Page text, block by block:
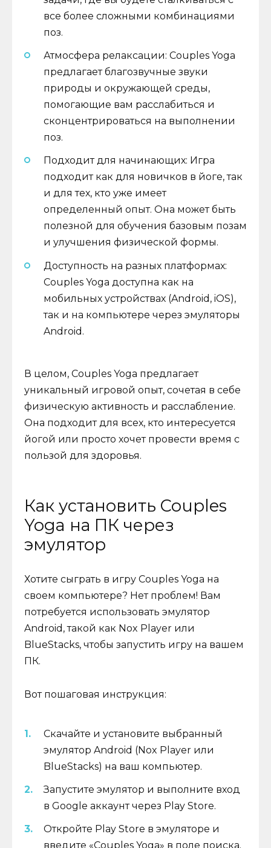
все более сложными комбинациями
поз.
Атмосфера релаксации: Couples Yoga
предлагает благозвучные звуки
природы и окружающей среды,
помогающие вам расслабиться и
сконцентрироваться на выполнении
поз.
Подходит для начинающих: Игра
подходит как для новичков в йоге, так
и для тех, кто уже имеет
определенный опыт. Она может быть
полезной для обучения базовым позам
и улучшения физической формы.
Доступность на разных платформах:
Couples Yoga доступна как на
мобильных устройствах (Android, iOS),
так и на компьютере через эмуляторы
Android.
В целом, Couples Yoga предлагает
уникальный игровой опыт, сочетая в себе
физическую активность и расслабление.
Она подходит для всех, кто интересуется
йогой или просто хочет провести время с
пользой для здоровья.
Как установить Couples
Yoga на ПК через
эмулятор
Хотите сыграть в игру Couples Yoga на
своем компьютере? Нет проблем! Вам
потребуется использовать эмулятор
Android, такой как Nox Player или
BlueStacks, чтобы запустить игру на вашем
ПК.
Вот пошаговая инструкция:
Скачайте и установите выбранный
эмулятор Android (Nox Player или
BlueStacks) на ваш компьютер.
Запустите эмулятор и выполните вход
в Google аккаунт через Play Store.
Откройте Play Store в эмуляторе и
введите «Couples Yoga» в поле поиска.